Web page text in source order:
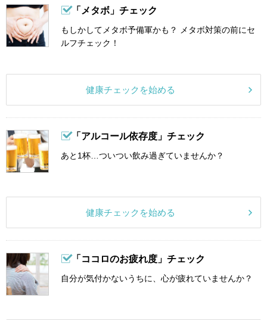
「メタボ」チェック
もしかしてメタボ予備軍かも？ メタボ対策の前にセ
ルフチェック！
健康チェックを始める
「アルコール依存度」チェック
あと1杯…ついつい飲み過ぎていませんか？
健康チェックを始める
「ココロのお疲れ度」チェック
自分が気付かないうちに、心が疲れていませんか？